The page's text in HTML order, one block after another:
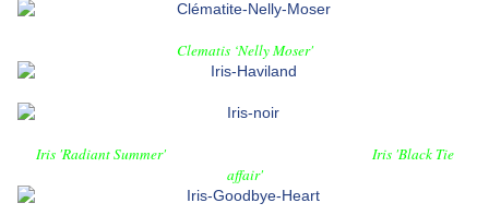
Clematis ‘Nelly Moser'
Iris 'Radiant Summer'
Iris 'Black Tie
affair'